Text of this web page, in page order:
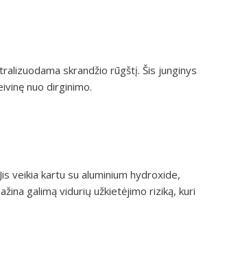
skrandžio rūgštį. Šis junginys
nuo dirginimo.
veikia kartu su aluminium hydroxide,
galimą vidurių užkietėjimo riziką, kuri